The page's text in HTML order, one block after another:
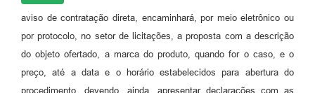
aviso de contratação direta, encaminhará, por meio eletrônico ou
por protocolo, no setor de licitações, a proposta com a descrição
do objeto ofertado, a marca do produto, quando for o caso, e o
preço, até a data e o horário estabelecidos para abertura do
procedimento, devendo, ainda, apresentar declarações com as